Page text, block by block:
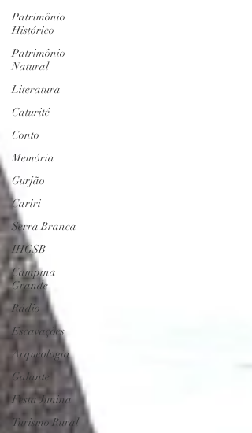
Patrimônio
Histórico
Patrimônio
Natural
Literatura
Caturité
Conto
Memória
Gurjão
Cariri
Serra Branca
IHGSB
Campina
Grande
Rádio
Escavações
Arqueologia
Galante
Festa Junina
Turismo Rural